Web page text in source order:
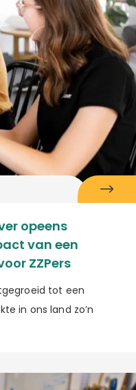
opeens
van een
ZZPers
tot een
in ons land zo’n